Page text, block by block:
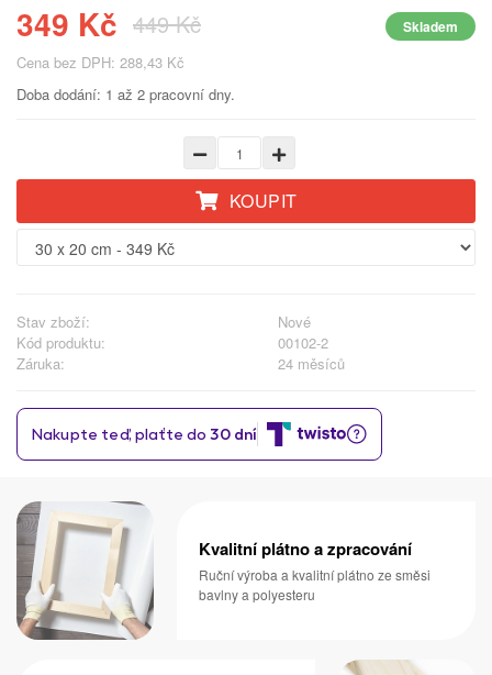
349 Kč 449 Kč Skladem
Cena bez DPH: 288,43 Kč
Doba dodání: 1 až 2 pracovní dny.
KOUPIT
Stav zboží:
Nové
Kód produktu:
00102-2
Záruka:
24 měsíců
Kvalitní plátno a zpracování
Ruční výroba a kvalitní plátno ze směsi
bavlny a polyesteru